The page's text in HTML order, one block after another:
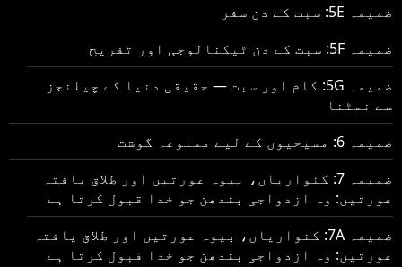
ضمیمہ 5E: سبت کے دن سفر
ضمیمہ 5F: سبت کے دن ٹیکنالوجی اور تفریح
ضمیمہ 5G: کام اور سبت — حقیقی دنیا کے چیلنجز
سے نمٹنا
ضمیمہ 6: مسیحیوں کے لیے ممنوعہ گوشت
ضمیمہ 7: کنواریاں، بیوہ عورتیں اور طلاق یافتہ
عورتیں: وہ ازدواجی بندھن جو خدا قبول کرتا ہے
ضمیمہ 7A: کنواریاں، بیوہ عورتیں اور طلاق یافتہ
عورتیں: وہ ازدواجی بندھن جو خدا قبول کرتا ہے